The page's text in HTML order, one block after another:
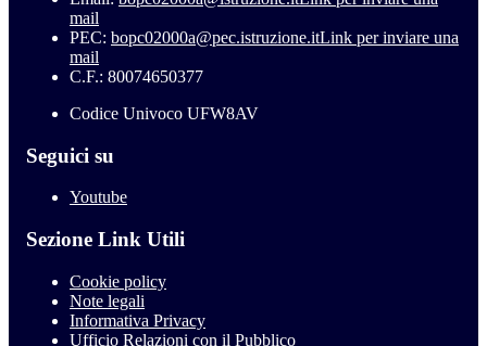
mail
PEC: bopc02000a@pec.istruzione.itLink per inviare una
mail
C.F.: 80074650377
Codice Univoco UFW8AV
Seguici su
Youtube
Sezione Link Utili
Cookie policy
Note legali
Informativa Privacy
Ufficio Relazioni con il Pubblico